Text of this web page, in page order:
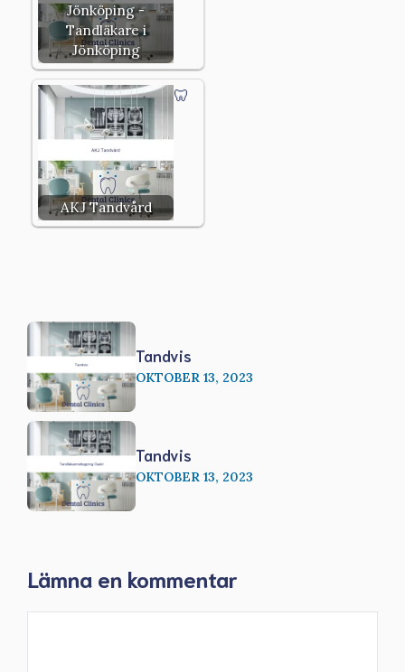
Jönköping -
Tandläkare i
Jönköping
AKJ Tandvård
Tandvis
OKTOBER 13, 2023
Tandvis
OKTOBER 13, 2023
Lämna en kommentar